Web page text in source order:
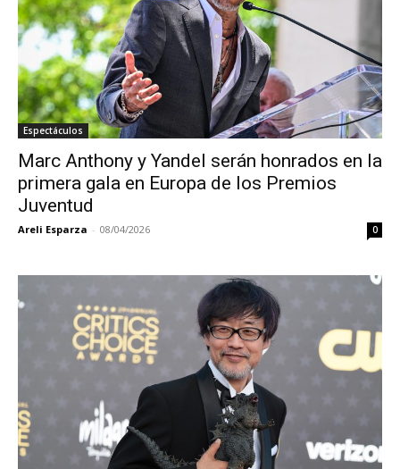
Espectáculos
Marc Anthony y Yandel serán honrados en la
primera gala en Europa de los Premios
Juventud
Areli Esparza - 08/04/2026 0